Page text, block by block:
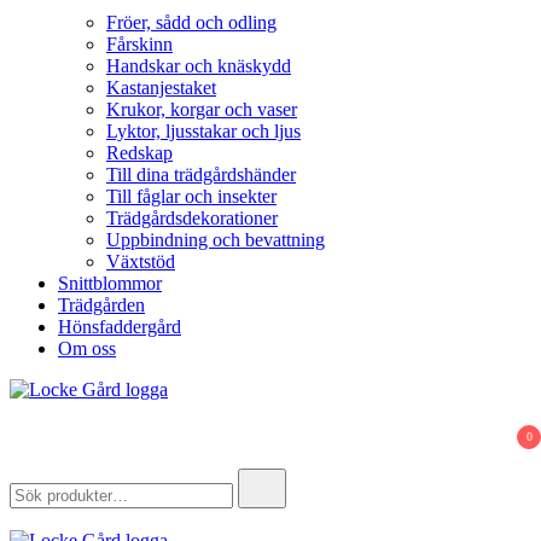
Fröer, sådd och odling
Fårskinn
Handskar och knäskydd
Kastanjestaket
Krukor, korgar och vaser
Lyktor, ljusstakar och ljus
Redskap
Till dina trädgårdshänder
Till fåglar och insekter
Trädgårdsdekorationer
Uppbindning och bevattning
Växtstöd
Snittblommor
Trädgården
Hönsfaddergård
Om oss
0
for: